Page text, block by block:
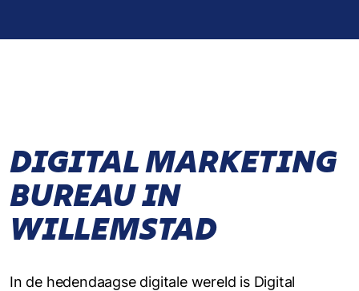
DIGITAL MARKETING
BUREAU IN
WILLEMSTAD
In de hedendaagse digitale wereld is Digital